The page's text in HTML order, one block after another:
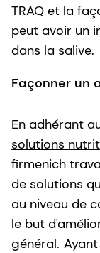
TRAQ et la
peut avoir un
dans la salive.
Façonner un
En adhérant
solutions
firmenich
de solutions
au niveau de
le but
général.